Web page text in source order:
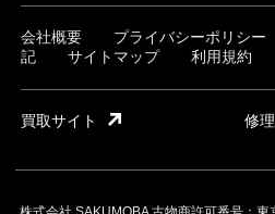
会社概要 プライバシーポリシー
記
サイトマップ 利用規約
買取サイト 修